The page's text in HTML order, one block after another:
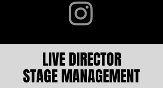
LIVE DIRECTOR
STAGE MANAGEMENT